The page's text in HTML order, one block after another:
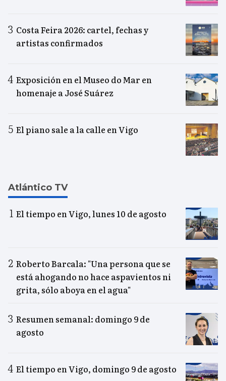
Costa Feira 2026: cartel, fechas y
artistas confirmados
Exposición en el Museo do Mar en
homenaje a José Suárez
El piano sale a la calle en Vigo
Atlántico TV
El tiempo en Vigo, lunes 10 de agosto
Roberto Barcala: "Una persona que se
está ahogando no hace aspavientos ni
grita, sólo aboya en el agua"
Resumen semanal: domingo 9 de
agosto
El tiempo en Vigo, domingo 9 de agosto